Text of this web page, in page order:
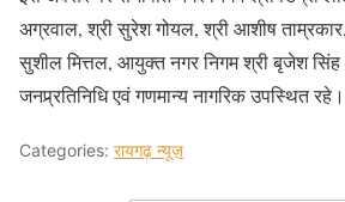
अग्रवाल, श्री सुरेश गोयल, श्री आशीष
सुशील मित्तल, आयुक्त नगर निगम श्री बृजेश सिंह
जनप्र्रतिनिधि एवं गणमान्य नागरिक उपस्थित रहे।
Categories: रायगढ़ न्यूज़